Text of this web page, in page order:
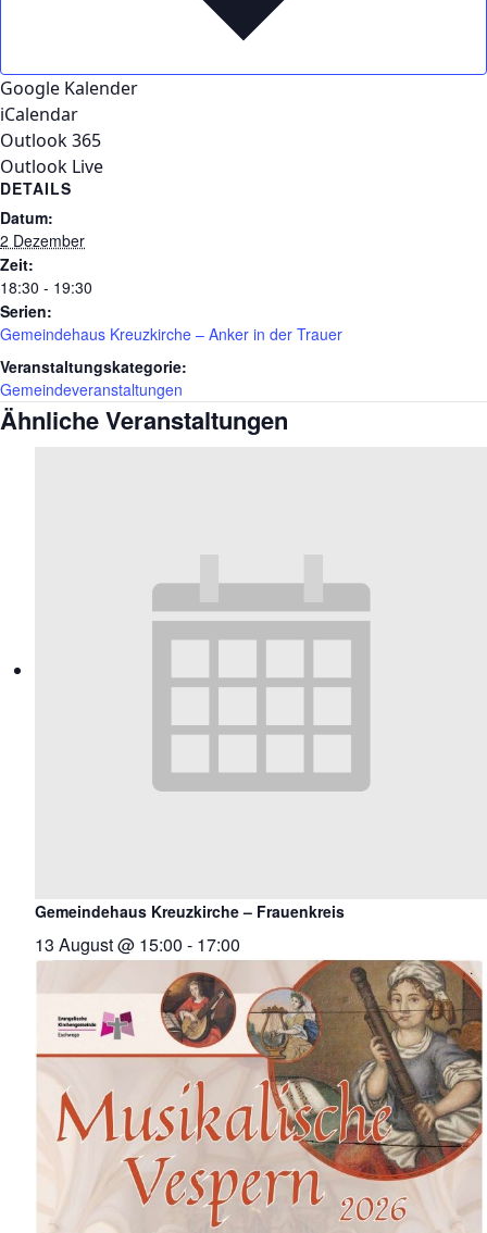
Google Kalender
iCalendar
Outlook 365
Outlook Live
DETAILS
Datum:
2 Dezember
Zeit:
18:30 - 19:30
Serien:
Gemeindehaus Kreuzkirche – Anker in der Trauer
Veranstaltungskategorie:
Gemeindeveranstaltungen
Ähnliche Veranstaltungen
Gemeindehaus Kreuzkirche – Frauenkreis
13 August @ 15:00 - 17:00